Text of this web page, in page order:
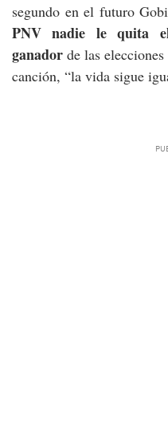
segundo en el futuro
PNV nadie le quita
ganadorde las
canción, “la vida sigue